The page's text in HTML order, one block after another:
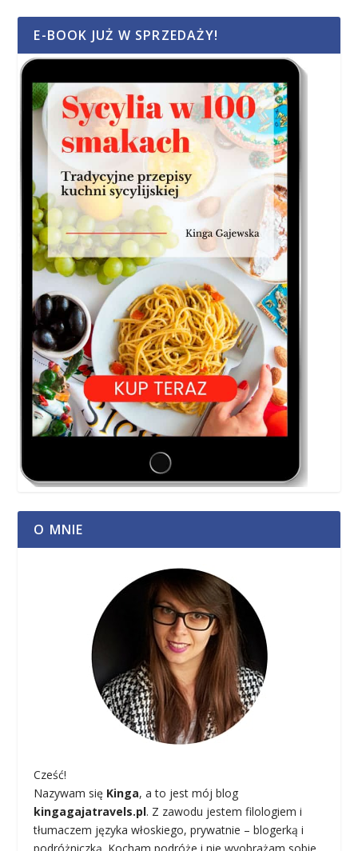
E-BOOK JUŻ W SPRZEDAŻY!
O MNIE
Cześć!
Nazywam się Kinga, a to jest mój blog
kingagajatravels.pl. Z zawodu jestem filologiem i
tłumaczem języka włoskiego, prywatnie – blogerką i